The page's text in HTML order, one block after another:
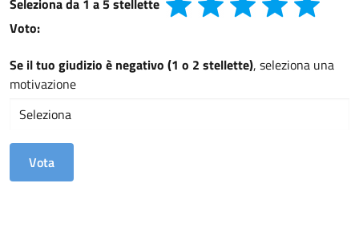
Seleziona da 1 a 5 stellette
Voto:
Se il tuo giudizio è negativo (1 o 2 stellette), seleziona una
motivazione